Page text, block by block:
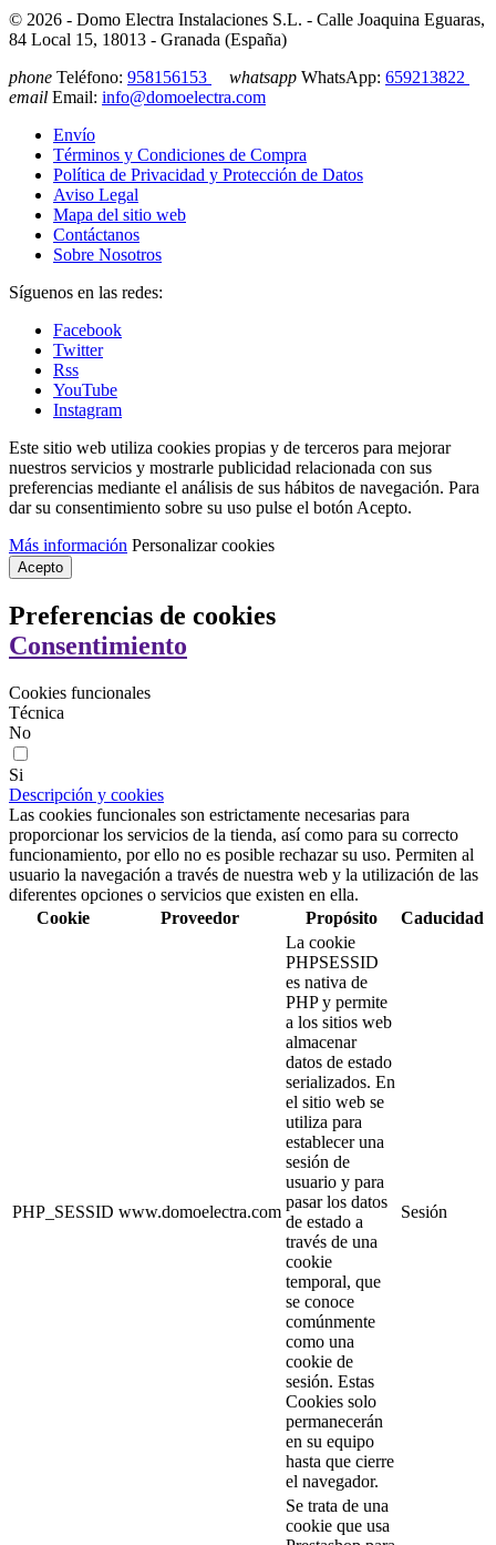
© 2026 - Domo Electra Instalaciones S.L. - Calle Joaquina Eguaras,
84 Local 15, 18013 - Granada (España)
phone Teléfono: 958156153 whatsapp WhatsApp: 659213822
email Email: info@domoelectra.com
Envío
Términos y Condiciones de Compra
Política de Privacidad y Protección de Datos
Aviso Legal
Mapa del sitio web
Contáctanos
Sobre Nosotros
Síguenos en las redes:
Facebook
Twitter
Rss
YouTube
Instagram
Este sitio web utiliza cookies propias y de terceros para mejorar
nuestros servicios y mostrarle publicidad relacionada con sus
preferencias mediante el análisis de sus hábitos de navegación. Para
dar su consentimiento sobre su uso pulse el botón Acepto.
Más información Personalizar cookies
Acepto
Preferencias de cookies
Consentimiento
Cookies funcionales
Técnica
No
Si
Descripción y cookies
Las cookies funcionales son estrictamente necesarias para
proporcionar los servicios de la tienda, así como para su correcto
funcionamiento, por ello no es posible rechazar su uso. Permiten al
usuario la navegación a través de nuestra web y la utilización de las
diferentes opciones o servicios que existen en ella.
Cookie
Proveedor Propósito Caducidad
PHP_SESSID www.domoelectra.com
La cookie
PHPSESSID
es nativa de
PHP y permite
a los sitios web
almacenar
datos de estado
serializados. En
el sitio web se
utiliza para
establecer una
sesión de
usuario y para
pasar los datos
de estado a
través de una
cookie
temporal, que
se conoce
comúnmente
como una
cookie de
sesión. Estas
Cookies solo
permanecerán
en su equipo
hasta que cierre
el navegador.
Sesión
Se trata de una
cookie que usa